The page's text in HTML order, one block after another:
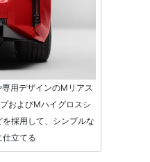
用デザインのMリアス
およびMハイグロスシ
採用して、シンプルな
立てる